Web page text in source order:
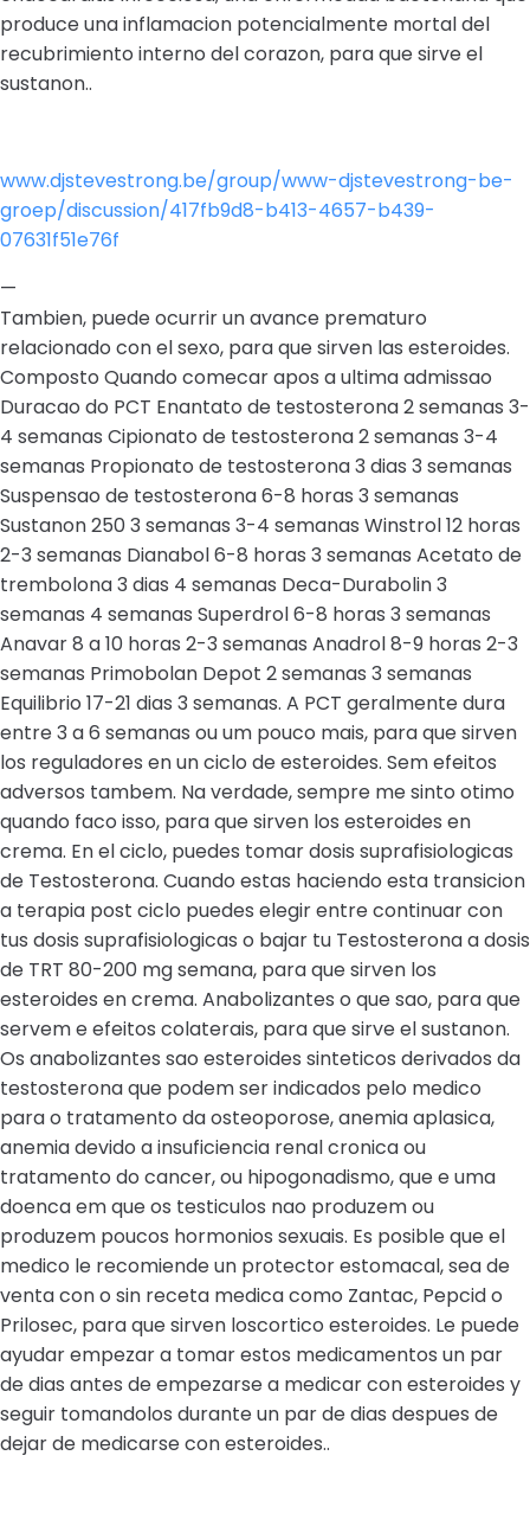
produce una inflamacion potencialmente mortal del
recubrimiento interno del corazon, para que sirve el
sustanon..
www.djstevestrong.be/group/www-djstevestrong-be-
groep/discussion/417fb9d8-b413-4657-b439-
07631f51e76f
—
Tambien, puede ocurrir un avance prematuro
relacionado con el sexo, para que sirven las esteroides.
Composto Quando comecar apos a ultima admissao
Duracao do PCT Enantato de testosterona 2 semanas 3-
4 semanas Cipionato de testosterona 2 semanas 3-4
semanas Propionato de testosterona 3 dias 3 semanas
Suspensao de testosterona 6-8 horas 3 semanas
Sustanon 250 3 semanas 3-4 semanas Winstrol 12 horas
2-3 semanas Dianabol 6-8 horas 3 semanas Acetato de
trembolona 3 dias 4 semanas Deca-Durabolin 3
semanas 4 semanas Superdrol 6-8 horas 3 semanas
Anavar 8 a 10 horas 2-3 semanas Anadrol 8-9 horas 2-3
semanas Primobolan Depot 2 semanas 3 semanas
Equilibrio 17-21 dias 3 semanas. A PCT geralmente dura
entre 3 a 6 semanas ou um pouco mais, para que sirven
los reguladores en un ciclo de esteroides. Sem efeitos
adversos tambem. Na verdade, sempre me sinto otimo
quando faco isso, para que sirven los esteroides en
crema. En el ciclo, puedes tomar dosis suprafisiologicas
de Testosterona. Cuando estas haciendo esta transicion
a terapia post ciclo puedes elegir entre continuar con
tus dosis suprafisiologicas o bajar tu Testosterona a dosis
de TRT 80-200 mg semana, para que sirven los
esteroides en crema. Anabolizantes o que sao, para que
servem e efeitos colaterais, para que sirve el sustanon.
Os anabolizantes sao esteroides sinteticos derivados da
testosterona que podem ser indicados pelo medico
para o tratamento da osteoporose, anemia aplasica,
anemia devido a insuficiencia renal cronica ou
tratamento do cancer, ou hipogonadismo, que e uma
doenca em que os testiculos nao produzem ou
produzem poucos hormonios sexuais. Es posible que el
medico le recomiende un protector estomacal, sea de
venta con o sin receta medica como Zantac, Pepcid o
Prilosec, para que sirven loscortico esteroides. Le puede
ayudar empezar a tomar estos medicamentos un par
de dias antes de empezarse a medicar con esteroides y
seguir tomandolos durante un par de dias despues de
dejar de medicarse con esteroides..